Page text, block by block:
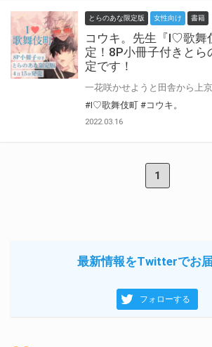
とらのあな限定版 女性向け 書籍
コウキ。先生『I♡歌舞
定！8P小冊子付きとら
定です！
#I♡歌舞伎町 #コウキ。
2022.03.16
1
最新情報をTwitterでお届
フォローする